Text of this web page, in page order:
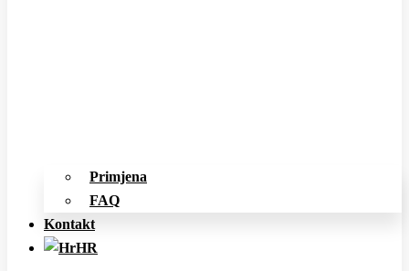
Primjena
FAQ
Kontakt
HR